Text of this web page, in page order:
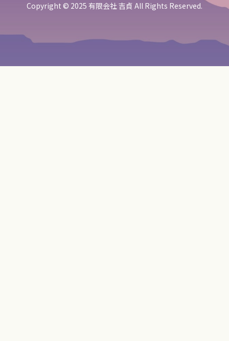
Copyright © 2025 有限会社 吉貞 All Rights Reserved.